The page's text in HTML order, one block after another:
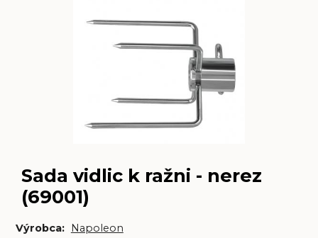
Sada vidlic k ražni - nerez
(69001)
Výrobca:
Napoleon